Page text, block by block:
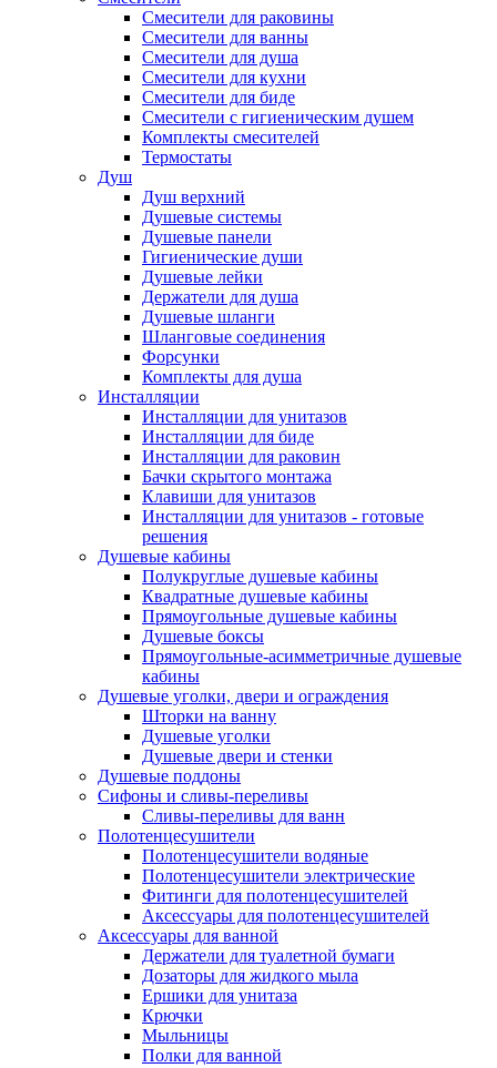
Смесители для раковины
Смесители для ванны
Смесители для душа
Смесители для кухни
Смесители для биде
Смесители с гигиеническим душем
Комплекты смесителей
Термостаты
Душ
Душ верхний
Душевые системы
Душевые панели
Гигиенические души
Душевые лейки
Держатели для душа
Душевые шланги
Шланговые соединения
Форсунки
Комплекты для душа
Инсталляции
Инсталляции для унитазов
Инсталляции для биде
Инсталляции для раковин
Бачки скрытого монтажа
Клавиши для унитазов
Инсталляции для унитазов - готовые
решения
Душевые кабины
Полукруглые душевые кабины
Квадратные душевые кабины
Прямоугольные душевые кабины
Душевые боксы
Прямоугольные-асимметричные душевые
кабины
Душевые уголки, двери и ограждения
Шторки на ванну
Душевые уголки
Душевые двери и стенки
Душевые поддоны
Сифоны и сливы-переливы
Сливы-переливы для ванн
Полотенцесушители
Полотенцесушители водяные
Полотенцесушители электрические
Фитинги для полотенцесушителей
Аксессуары для полотенцесушителей
Аксессуары для ванной
Держатели для туалетной бумаги
Дозаторы для жидкого мыла
Ершики для унитаза
Крючки
Мыльницы
Полки для ванной